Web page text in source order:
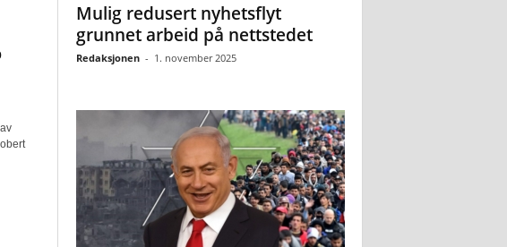
Mulig redusert nyhetsflyt
grunnet arbeid på nettstedet
Redaksjonen - 1. november 2025